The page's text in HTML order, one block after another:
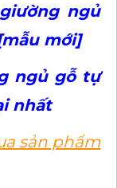
ngủ
mới]
ngủ gỗ tự
nhất
sản phẩm